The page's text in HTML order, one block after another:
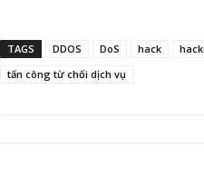
TAGS DDOS DoS hack
tấn công từ chối dịch vụ